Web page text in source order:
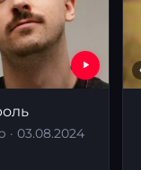
· 03.08.2024